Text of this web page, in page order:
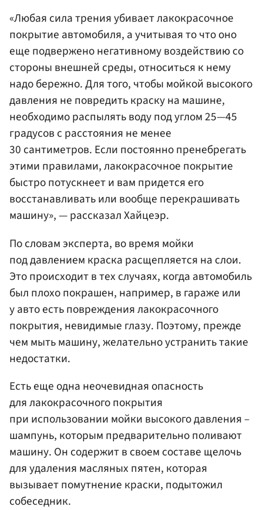
«Любая сила трения убивает лакокрасочное
покрытие автомобиля, а учитывая то что оно
еще подвержено негативному воздействию со
стороны внешней среды, относиться к нему
надо бережно. Для того, чтобы мойкой высокого
давления не повредить краску на машине,
необходимо распылять воду под углом 25—45
градусов с расстояния не менее
30 сантиметров. Если постоянно пренебрегать
этими правилами, лакокрасочное покрытие
быстро потускнеет и вам придется его
восстанавливать или вообще перекрашивать
машину», — рассказал Хайцеэр.
По словам эксперта, во время мойки
под давлением краска расщепляется на слои.
Это происходит в тех случаях, когда автомобиль
был плохо покрашен, например, в гараже или
у авто есть повреждения лакокрасочного
покрытия, невидимые глазу. Поэтому, прежде
чем мыть машину, желательно устранить такие
недостатки.
Есть еще одна неочевидная опасность
для лакокрасочного покрытия
при использовании мойки высокого давления –
шампунь, которым предварительно поливают
машину. Он содержит в своем составе щелочь
для удаления масляных пятен, которая
вызывает помутнение краски, подытожил
собеседник.